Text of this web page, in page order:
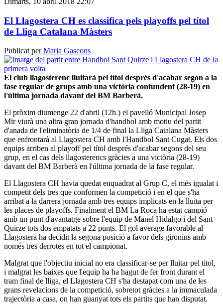
El Llagostera CH es classifica pels playoffs pel títol
de Lliga Catalana Màsters
Publicat perMaria Gascons
El club llagosterenc lluitarà pel títol després d'acabar segon a la
fase regular de grups amb una victòria contundent (28-19) en
l'última jornada davant del BM Barberà.
El pròxim diumenge 22 d'abril (12h.) el pavelló Municipal Josep
Mir viurà una altra gran jornada d'handbol amb motiu del partit
d'anada de l'eliminatòria de 1/4 de final la Lliga Catalana Màsters
que enfrontarà al Llagostera CH amb l'Handbol Sant Cugat. Els dos
equips arriben al playoff pel títol després d'acabar segons del seu
grup, en el cas dels llagosterencs gràcies a una victòria (28-19)
davant del BM Barberà en l'última jornada de la fase regular.
El Llagostera CH havia quedat enquadrat al Grup C, el més igualat i
competit dels tres que conformen la competició i en el que s'ha
arribat a la darrera jornada amb tres equips implicats en la lluita per
les places de playoffs. Finalment el BM La Roca ha estat campió
amb un punt d'avantatge sobre l'equip de Manel Hidalgo i del Sant
Quirze tots dos empatats a 22 punts. El gol average favorable al
Llagostera ha decidit la segona posició a favor dels gironins amb
només tres derrotes en tot el campionat.
Malgrat que l'objectiu inicial no era classificar-se per lluitar pel títol,
i malgrat les baixes que l'equip ha ha hagut de fer front durant el
tram final de lliga, el Llagostera CH s'ha destapat com una de les
grans revelacions de la competició, sobretot gràcies a la immaculada
trajectòria a casa, on han guanyat tots els partits que han disputat.